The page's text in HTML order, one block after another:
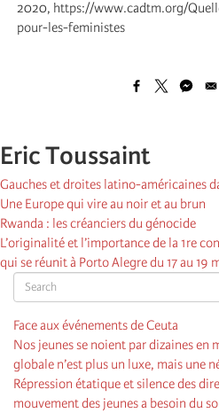
Search
Face aux événements de Ceuta
Nos jeunes se noient par dizaines en
globale n’est plus un luxe, mais une
Répression étatique et silence des
mouvement des jeunes a besoin du
2020, https://www.cadtm.org/
pour-les-feministes
Eric Toussaint
Gauches et droites latino-américaines
Une Europe qui vire au noir et au brun
Rwanda : les créanciers du génocide
L’originalité et l’importance de la 1re
qui se réunit à Porto Alegre du 17 au 19